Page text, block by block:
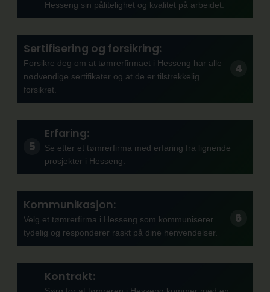
Hesseng sin pålitelighet og kvalitet på arbeidet.
Sertifisering og forsikring:
Forsikre deg om at tømrerfirmaet i Hesseng har alle
nødvendige sertifikater og at de er tilstrekkelig
forsikret.
Erfaring:
Se etter et tømrerfirma med erfaring fra lignende
prosjekter i Hesseng.
Kommunikasjon:
Velg et tømrerfirma i Hesseng som kommuniserer
tydelig og responderer raskt på dine henvendelser.
Kontrakt: